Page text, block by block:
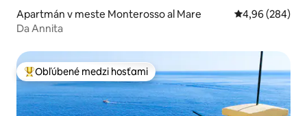
Apartmán v meste Monterosso al Mare Priemerné
4,96 (284)
Da Annita
Najobľúbenejšie medzi hosťami
Obľúbené medzi hosťami